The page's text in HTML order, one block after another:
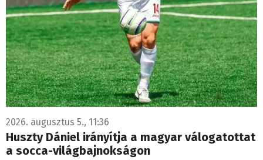
2026. augusztus 5., 11:36
Huszty Dániel irányítja a magyar válogatottat
a socca-világbajnokságon